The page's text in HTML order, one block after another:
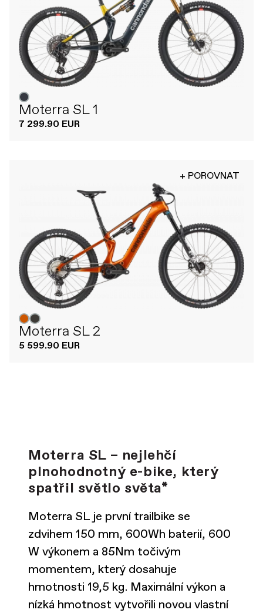
Moterra SL 1
7 299.90 EUR
+ POROVNAT
Moterra SL 2
5 599.90 EUR
Moterra SL – nejlehčí
plnohodnotný e-bike, který
spatřil světlo světa*
Moterra SL je první trailbike se
zdvihem 150 mm, 600Wh baterií, 600
W výkonem a 85Nm točivým
momentem, který dosahuje
hmotnosti 19,5 kg. Maximální výkon a
nízká hmotnost vytvořili novou vlastní